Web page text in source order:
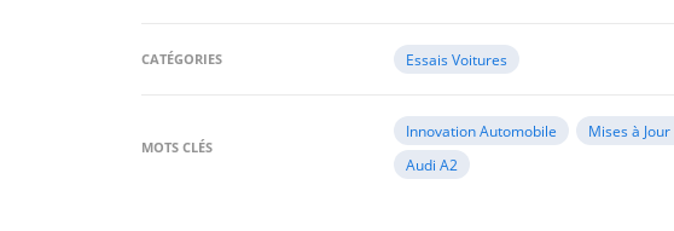
CATÉGORIES Essais Voitures
MOTS CLÉS
Innovation Automobile Mises à
Audi A2